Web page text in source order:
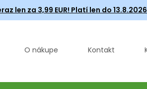
len za 3,99 EUR! Platí len do
O nákupe Kontakt